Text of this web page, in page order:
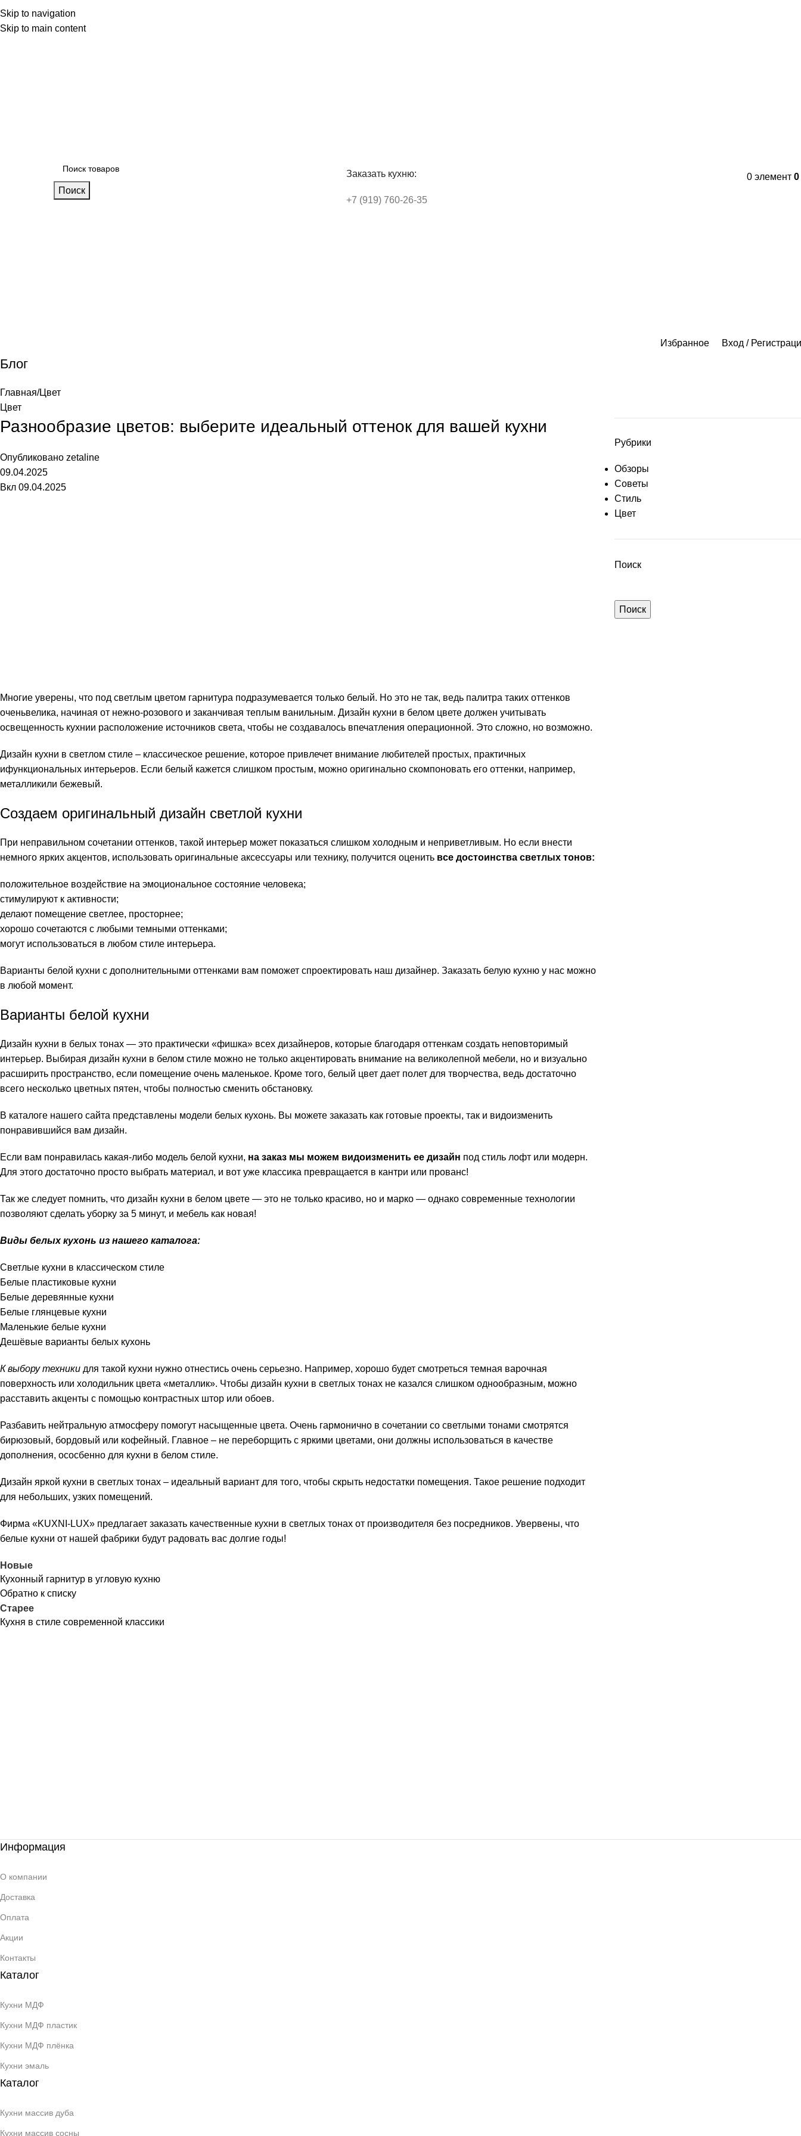
Skip to navigation
Skip to main content
БлогКалькулятор кухни
Поиск
Заказать кухню:
+7 (919) 760-26-35
0 элемент 0
Избранное Вход /
Блог
Главная Цвет
Цвет
Разнообразие цветов: выберите идеальный оттенок для вашей кухни
Опубликовано zetaline
09.04.2025
Вкл 09.04.2025
Многие уверены, что под светлым цветом гарнитура подразумевается только белый. Но это не так, ведь палитра таких оттенков
оченьвелика, начиная от нежно-розового и заканчивая теплым ванильным. Дизайн кухни в белом цвете должен учитывать
освещенность кухнии расположение источников света, чтобы не создавалось впечатления операционной. Это сложно, но возможно.
Дизайн кухни в светлом стиле – классическое решение, которое привлечет внимание любителей простых, практичных
ифункциональных интерьеров. Если белый кажется слишком простым, можно оригинально скомпоновать его оттенки, например,
металликили бежевый.
Создаем оригинальный дизайн светлой кухни
При неправильном сочетании оттенков, такой интерьер может показаться слишком холодным и неприветливым. Но если внести
немного ярких акцентов, использовать оригинальные аксессуары или технику, получится оценить все достоинства светлых тонов:
положительное воздействие на эмоциональное состояние человека;
стимулируют к активности;
делают помещение светлее, просторнее;
хорошо сочетаются с любыми темными оттенками;
могут использоваться в любом стиле интерьера.
Варианты белой кухни с дополнительными оттенками вам поможет спроектировать наш дизайнер. Заказать белую кухню у нас можно
в любой момент.
Варианты белой кухни
Дизайн кухни в белых тонах — это практически «фишка» всех дизайнеров, которые благодаря оттенкам создать неповторимый
интерьер. Выбирая дизайн кухни в белом стиле можно не только акцентировать внимание на великолепной мебели, но и визуально
расширить пространство, если помещение очень маленькое. Кроме того, белый цвет дает полет для творчества, ведь достаточно
всего несколько цветных пятен, чтобы полностью сменить обстановку.
В каталоге нашего сайта представлены модели белых кухонь. Вы можете заказать как готовые проекты, так и видоизменить
понравившийся вам дизайн.
Если вам понравилась какая-либо модель белой кухни, на заказ мы можем видоизменить ее дизайн под стиль лофт или модерн.
Для этого достаточно просто выбрать материал, и вот уже классика превращается в кантри или прованс!
Так же следует помнить, что дизайн кухни в белом цвете — это не только красиво, но и марко — однако современные технологии
позволяют сделать уборку за 5 минут, и мебель как новая!
Виды белых кухонь из нашего каталога:
Светлые кухни в классическом стиле
Белые пластиковые кухни
Белые деревянные кухни
Белые глянцевые кухни
Маленькие белые кухни
Дешёвые варианты белых кухонь
К выбору техники для такой кухни нужно отнестись очень серьезно. Например, хорошо будет смотреться темная варочная
поверхность или холодильник цвета «металлик». Чтобы дизайн кухни в светлых тонах не казался слишком однообразным, можно
расставить акценты с помощью контрастных штор или обоев.
Разбавить нейтральную атмосферу помогут насыщенные цвета. Очень гармонично в сочетании со светлыми тонами смотрятся
бирюзовый, бордовый или кофейный. Главное – не переборщить с яркими цветами, они должны использоваться в качестве
дополнения, ососбенно для кухни в белом стиле.
Дизайн яркой кухни в светлых тонах – идеальный вариант для того, чтобы скрыть недостатки помещения. Такое решение подходит
для небольших, узких помещений.
Фирма «KUXNI-LUX» предлагает заказать качественные кухни в светлых тонах от производителя без посредников. Увервены, что
белые кухни от нашей фабрики будут радовать вас долгие годы!
Новые
Кухонный гарнитур в угловую кухню
Обратно к списку
Старее
Кухня в стиле современной классики
Рубрики
Обзоры
Советы
Стиль
Цвет
Поиск
Поиск
Информация
О компании
Доставка
Оплата
Акции
Контакты
Каталог
Кухни МДФ
Кухни МДФ пластик
Кухни МДФ плёнка
Кухни эмаль
Каталог
Кухни массив дуба
Кухни массив сосны